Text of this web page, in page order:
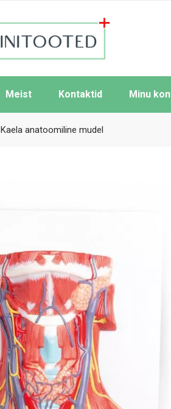
Meist Kontaktid Minu
Kaela anatoomiline mudel